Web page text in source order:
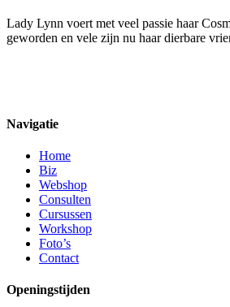
Lady Lynn voert met veel passie haar
geworden en vele zijn nu haar dierbare
Navigatie
Home
Biz
Webshop
Consulten
Cursussen
Workshop
Foto’s
Contact
Openingstijden